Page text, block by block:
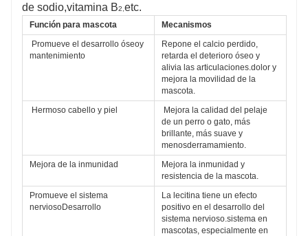
de sodio,vitamina B2, etc.
Función para mascota
Mecanismos
Promueve el desarrollo óseoy
mantenimiento
Repone el calcio perdido,
retarda el deterioro óseo y
alivia las articulaciones. dolor y
mejora la movilidad de la
mascota.
Hermoso cabello y piel
Mejora la calidad del pelaje
de un perro o gato, más
brillante, más suave y
menosderramamiento.
Mejora de la inmunidad
Mejora la inmunidad y
resistencia de la mascota.
Promueve el sistema
nerviosoDesarrollo
La lecitina tiene un efecto
positivo en el desarrollo del
sistema nervioso. sistema en
mascotas, especialmente en